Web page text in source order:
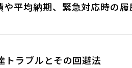
平均納期、緊急対応時の履
トラブルとその回避法